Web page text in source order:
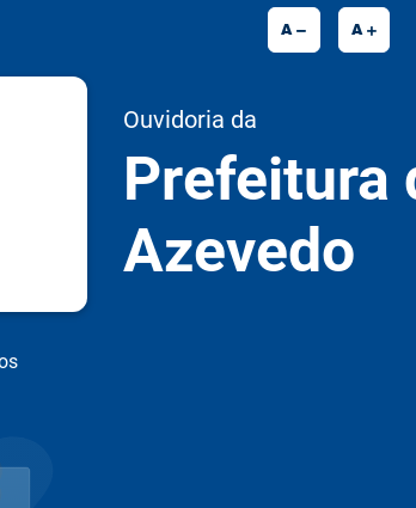
A A
Ouvidoria da
Prefeitura
Azevedo